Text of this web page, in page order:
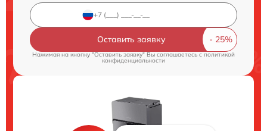
Оставить заявку
Нажимая на кнопку "Оставить заявку" Вы соглашаетесь cполитикой
конфиденциальности